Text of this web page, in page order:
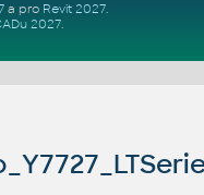
a pro Revit 2027.
2027.